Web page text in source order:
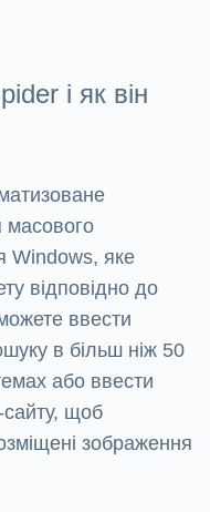
і як він
масового
Windows, яке
відповідно до
ввести
в більш ніж 50
або ввести
сайту, щоб
зображення